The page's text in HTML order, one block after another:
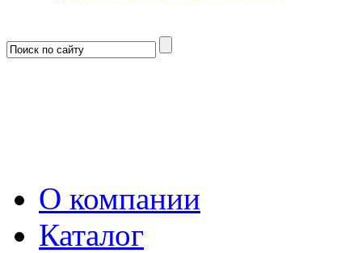
О компании
Каталог